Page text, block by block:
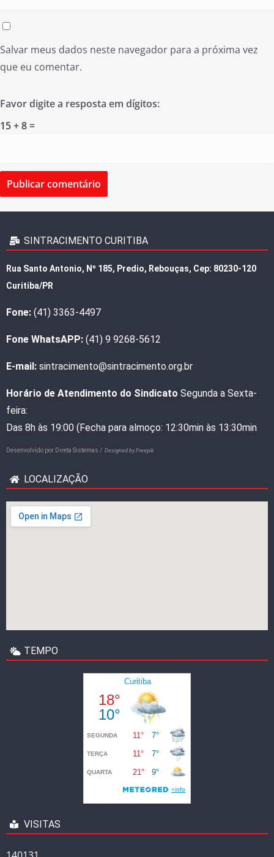
Salvar meus dados neste navegador para a próxima vez
que eu comentar.
Favor digite a resposta em dígitos:
15 + 8 =
SINTRACIMENTO CURITIBA
Rua Santo Antonio, Nº 185, Predio, Rebouças, Cep: 80230-120
Curitiba/PR
Fone: (41) 3363-4497
Fone WhatsAPP: (41) 9 9268-5612
E-mail: sintracimento@sintracimento.org.br
Horário de Atendimento do Sindicato Segunda a Sexta-
feira:
Das 8h às 19:00 (Fecha para almoço: 12:30min às 13:30min
Desenvolvido por Direta Sistemas / Designed by Freepik
LOCALIZAÇÃO
TEMPO
VISITAS